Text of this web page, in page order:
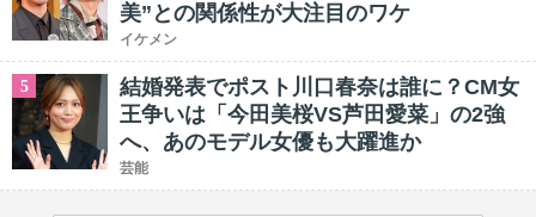
美”との関係性が大注目のワケ
イケメン
5
結婚発表でポスト川口春奈は誰に？CM女
王争いは「今田美桜VS芦田愛菜」の2強
へ、あのモデル女優も大躍進か
芸能